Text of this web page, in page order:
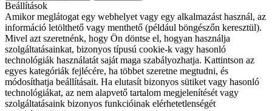
Beállítások
Amikor meglátogat egy webhelyet vagy egy alkalmazást használ, az
információ letölthető vagy menthető (például böngészőn keresztül).
Mivel azt szeretnénk, hogy Ön döntse el, hogyan használja
szolgáltatásainkat, bizonyos típusú cookie-k vagy hasonló
technológiák használatát saját maga szabályozhatja. Kattintson az
egyes kategóriák fejlécére, ha többet szeretne megtudni, és
módosíthatja beállításait. Ha elutasít bizonyos sütiket vagy hasonló
technológiákat, az nem alapvető tartalom megjelenítését vagy
szolgáltatásaink bizonyos funkcióinak elérhetetlenségét